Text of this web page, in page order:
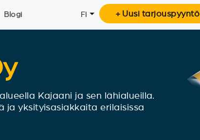
Blogi FI + Uusi tarjouspyyntö
Kajaani ja sen lähialueilla.
ja yksityisasiakkaita erilaisissa